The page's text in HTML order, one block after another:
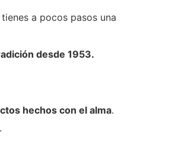
a pocos pasos una
desde 1953.
hechos con el alma.